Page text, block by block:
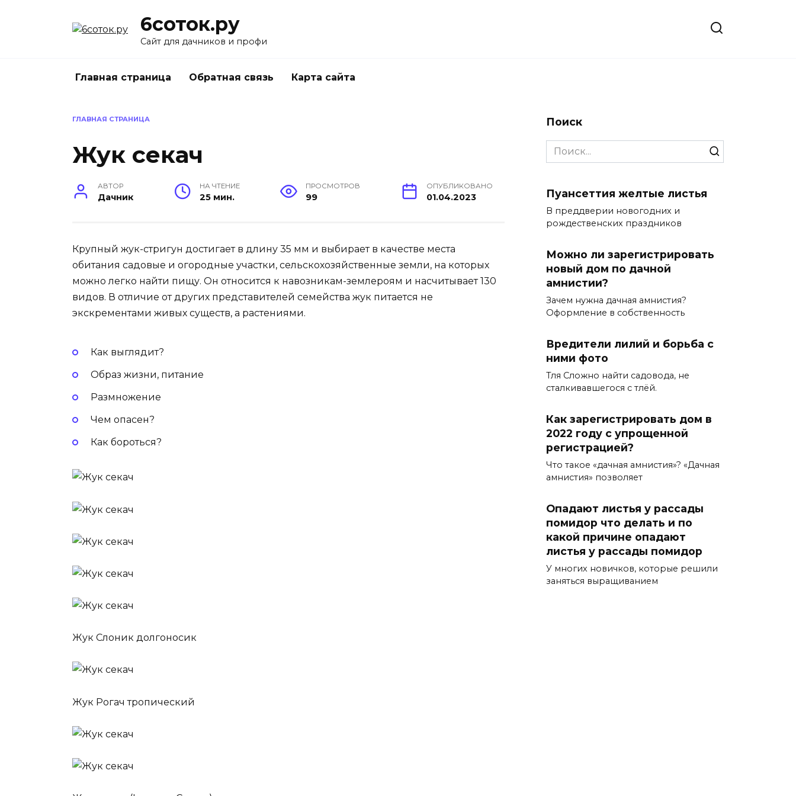
6соток.ру
Сайт для дачников и профи
Главная страница Обратная связь Карта сайта
ГЛАВНАЯ СТРАНИЦА
Жук секач
АВТОР
Дачник
НА ЧТЕНИЕ
25 мин.
ПРОСМОТРОВ
99
ОПУБЛИКОВАНО
01.04.2023
Крупный жук-стригун достигает в длину 35 мм и выбирает в качестве места
обитания садовые и огородные участки, сельскохозяйственные земли, на которых
можно легко найти пищу. Он относится к навозникам-землероям и насчитывает 130
видов. В отличие от других представителей семейства жук питается не
экскрементами живых существ, а растениями.
Как выглядит?
Образ жизни, питание
Размножение
Чем опасен?
Как бороться?
Жук Слоник долгоносик
Жук Рогач тропический
Поиск
Search
for:
Пуансеттия желтые листья
В преддверии новогодних и
рождественских праздников
Можно ли зарегистрировать
новый дом по дачной
амнистии?
Зачем нужна дачная амнистия?
Оформление в собственность
Вредители лилий и борьба с
ними фото
Тля Сложно найти садовода, не
сталкивавшегося с тлёй.
Как зарегистрировать дом в
2022 году с упрощенной
регистрацией?
Что такое «дачная амнистия»? «Дачная
амнистия» позволяет
Опадают листья у рассады
помидор что делать и по
какой причине опадают
листья у рассады помидор
У многих новичков, которые решили
заняться выращиванием